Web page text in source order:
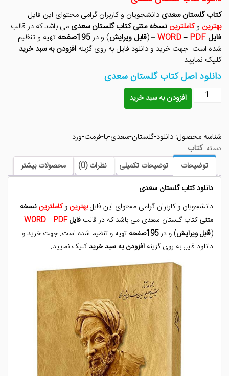
بود. است. کتاب گلستان سعدی دانشجویان و کاربران گرامی محتوای این فایل
بهترین وکاملترین نسخه متنی کتاب گلستان سعدی می باشد که در قالب
فایل
WORD– PDF
– (قابل ویرایش) و در195صفحه
تهیه و تنظیم
شده است. جهت خرید و دانلود فایل به روی گزینه افزودن به سبد خرید
کلیک نمایید.
دانلود اصل کتاب گلستان سعدی
دانلود
عدد
افزودن به سبد خرید
شناسه محصول: دانلود-گلستان-سعدی-با-فرمت-ورد
دسته:کتاب
توضیحات توضیحات تکمیلی نظرات (0)
محصولات بیشتر
دانلود کتاب گلستان سعدی
دانشجویان و کاربران گرامی محتوای این فایلبهترینو کاملتریننسخه
متنیکتاب گلستان سعدی می باشد که در قالب فایل WORD–PDF
–
(قابل ویرایش) و در195صفحه
تهیه و تنظیم شده است. جهت خرید و
دانلود فایل به روی گزینه افزودن به سبد خریدکلیک نمایید.